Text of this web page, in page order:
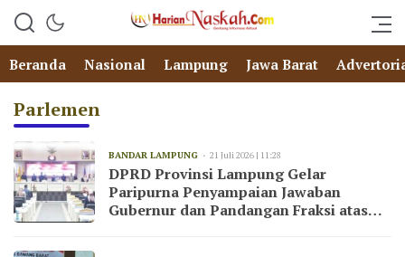
Beranda Nasional Lampung Jawa Barat
Parlemen
BANDAR LAMPUNG 21 Juli 2026 | 11:28
DPRD Provinsi Lampung Gelar
Paripurna Penyampaian Jawaban
Gubernur dan Pandangan Fraksi atas